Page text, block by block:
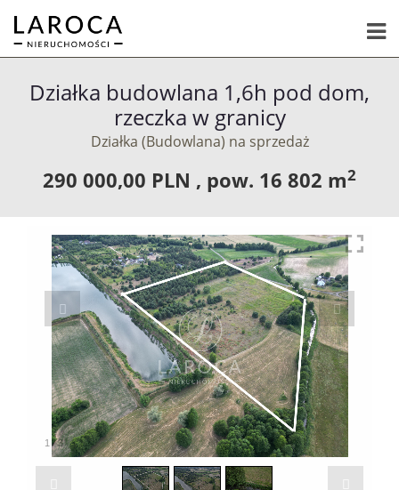
Działka budowlana 1,6h pod dom,
rzeczka w granicy
Działka (Budowlana) na sprzedaż
290 000,00 PLN , pow. 16 802 m2
1 /3